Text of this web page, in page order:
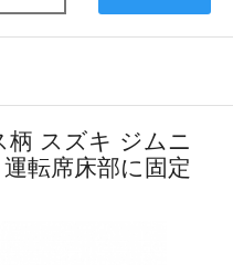
スズキ ジムニ
転席床部に固定